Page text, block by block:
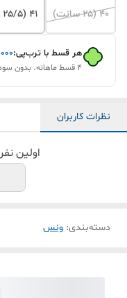
۴۰ (۲۵ سانت) ۴۱ (۲۵/۵ سانت)
هر قسط با ترب‌پی:
۴ قسط ماهانه. بدون سود، چک و ضامن.
نظرات کاربران
اولین
دسته‌بندی: ونس